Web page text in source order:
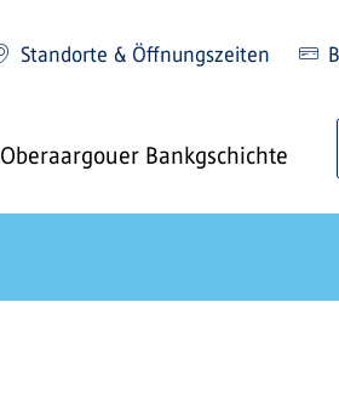
Standorte & Öffnungszeiten
Oberaargouer Bankgschichte